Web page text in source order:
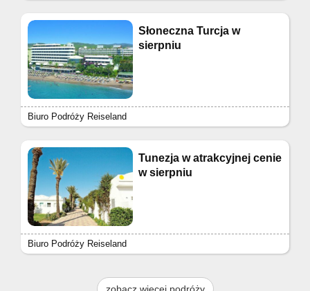
Słoneczna Turcja w
sierpniu
Biuro Podróży Reiseland
Tunezja w atrakcyjnej cenie
w sierpniu
Biuro Podróży Reiseland